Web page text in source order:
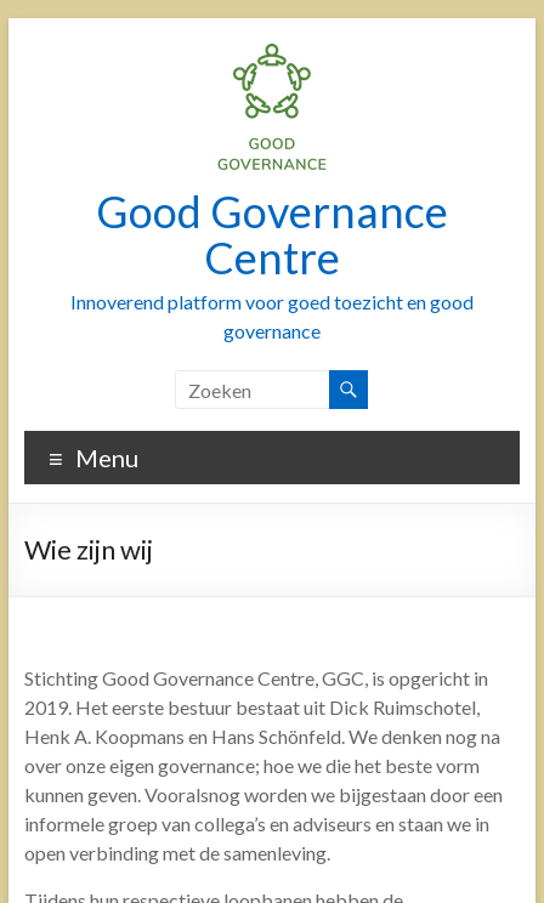
Good Governance
Centre
Innoverend platform voor goed toezicht en good
governance
Menu
Wie zijn wij
Stichting Good Governance Centre, GGC, is opgericht in
2019. Het eerste bestuur bestaat uit Dick Ruimschotel,
Henk A. Koopmans en Hans Schönfeld. We denken nog na
over onze eigen governance; hoe we die het beste vorm
kunnen geven. Vooralsnog worden we bijgestaan door een
informele groep van collega’s en adviseurs en staan we in
open verbinding met de samenleving.